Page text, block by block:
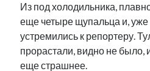
Из под холодильника,
еще четыре щупальца и, уже
устремились к репортеру.
прорастали, видно не было,
еще страшнее.